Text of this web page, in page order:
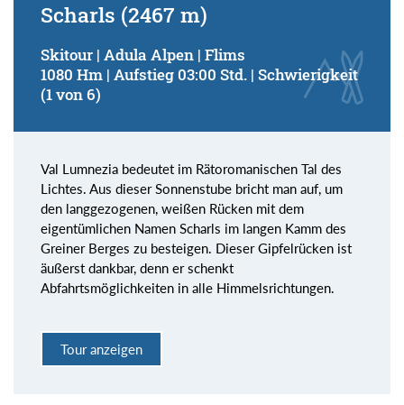
Scharls (2467 m)
Skitour | Adula Alpen | Flims
1080 Hm | Aufstieg 03:00 Std. | Schwierigkeit
(1 von 6)
Val Lumnezia bedeutet im Rätoromanischen Tal des
Lichtes. Aus dieser Sonnenstube bricht man auf, um
den langgezogenen, weißen Rücken mit dem
eigentümlichen Namen Scharls im langen Kamm des
Greiner Berges zu besteigen. Dieser Gipfelrücken ist
äußerst dankbar, denn er schenkt
Abfahrtsmöglichkeiten in alle Himmelsrichtungen.
Tour anzeigen